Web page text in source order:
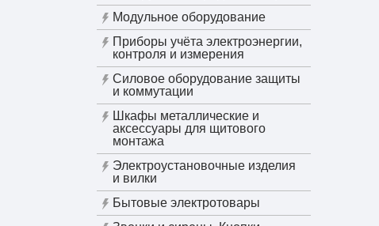
Модульное оборудование
Приборы учёта электроэнергии,
контроля и измерения
Силовое оборудование защиты
и коммутации
Шкафы металлические и
аксессуары для щитового
монтажа
Электроустановочные изделия
и вилки
Бытовые электротовары